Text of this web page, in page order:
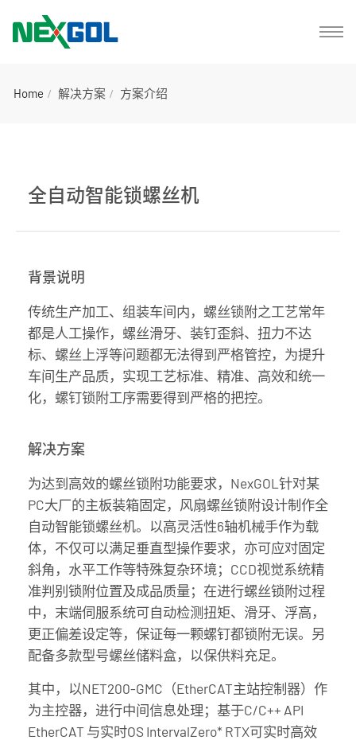
Home 解决方案 方案介绍
全自动智能锁螺丝机
背景说明
传统生产加工、组装车间内，螺丝锁附之工艺常年
都是人工操作，螺丝滑牙、装钉歪斜、扭力不达
标、螺丝上浮等问题都无法得到严格管控，为提升
车间生产品质，实现工艺标准、精准、高效和统一
化，螺钉锁附工序需要得到严格的把控。
解决方案
为达到高效的螺丝锁附功能要求，NexGOL针对某
PC大厂的主板装箱固定，风扇螺丝锁附设计制作全
自动智能锁螺丝机。以高灵活性6轴机械手作为载
体，不仅可以满足垂直型操作要求，亦可应对固定
斜角，水平工作等特殊复杂环境；CCD视觉系统精
准判别锁附位置及成品质量；在进行螺丝锁附过程
中，末端伺服系统可自动检测扭矩、滑牙、浮高，
更正偏差设定等，保证每一颗螺钉都锁附无误。另
配备多款型号螺丝储料盒，以保供料充足。
其中，以NET200-GMC（EtherCAT主站控制器）作
为主控器，进行中间信息处理；基于C/C++ API
EtherCAT 与实时OS IntervalZero* RTX可实时高效